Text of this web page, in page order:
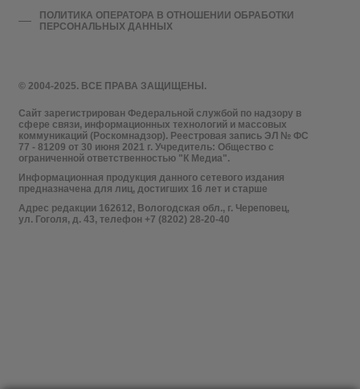
© 2004-2025. ВСЕ ПРАВА ЗАЩИЩЕНЫ.
Сайт зарегистрирован Федеральной службой по надзору в
сфере связи, информационных технологий и массовых
коммуникаций (Роскомнадзор). Реестровая запись ЭЛ № ФС
77 - 81209 от 30 июня 2021 г. Учредитель: Общество с
ограниченной ответственностью "К Медиа".
Информационная продукция данного сетевого издания
предназначена для лиц, достигших 16 лет и старше
Адрес редакции 162612, Вологодская обл., г. Череповец,
ул. Гоголя, д. 43, телефон +7 (8202) 28-20-40
ПОЛИТИКА ОПЕРАТОРА В ОТНОШЕНИИ ОБРАБОТКИ
ПЕРСОНАЛЬНЫХ ДАННЫХ